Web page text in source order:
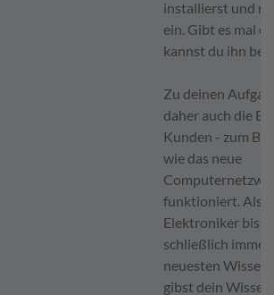
installierst und
ein. Gibt es mal
kannst du ihn
Zu deinen
daher auch die
Kunden - zum
wie das neue
funktioniert. Als
Elektroniker bist
schließlich immer
neuesten
gibst dein Wissen